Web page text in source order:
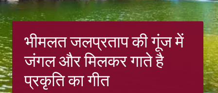
भीमलत जलप्रताप की गूंज में
जंगल और मिलकर गाते है
प्रकृति का गीत